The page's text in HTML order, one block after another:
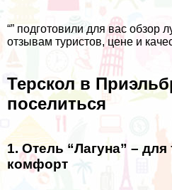
“” подготовили для вас обзор
отзывам туристов, цене и
Терскол в
поселиться
1. Отель “Лагуна” – для
комфорт